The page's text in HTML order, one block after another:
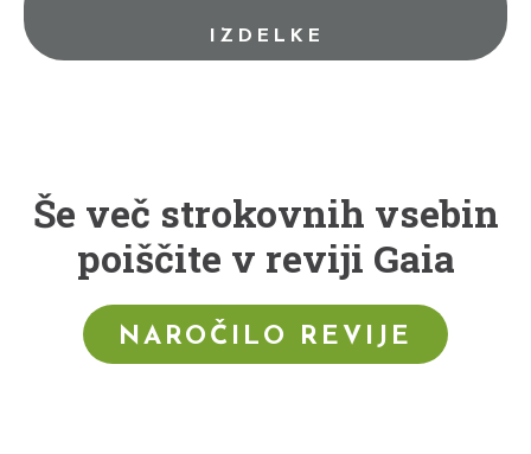
IZDELKE
Še več strokovnih vsebin
poiščite v reviji Gaia
NAROČILO REVIJE